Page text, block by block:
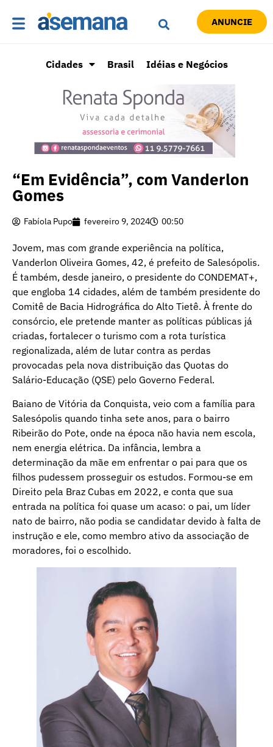
ANUNCIE
Cidades Brasil Idéias e Negócios
“Em Evidência”, com Vanderlon
Gomes
Fabíola Pupo fevereiro 9, 2024 00:50
Jovem, mas com grande experiência na política,
Vanderlon Oliveira Gomes, 42, é prefeito de Salesópolis.
É também, desde janeiro, o presidente do CONDEMAT+,
que engloba 14 cidades, além de também presidente do
Comitê de Bacia Hidrográfica do Alto Tietê. À frente do
consórcio, ele pretende manter as políticas públicas já
criadas, fortalecer o turismo com a rota turística
regionalizada, além de lutar contra as perdas
provocadas pela nova distribuição das Quotas do
Salário-Educação (QSE) pelo Governo Federal.
Baiano de Vitória da Conquista, veio com a família para
Salesópolis quando tinha sete anos, para o bairro
Ribeirão do Pote, onde na época não havia nem escola,
nem energia elétrica. Da infância, lembra a
determinação da mãe em enfrentar o pai para que os
filhos pudessem prosseguir os estudos. Formou-se em
Direito pela Braz Cubas em 2022, e conta que sua
entrada na política foi quase um acaso: o pai, um líder
nato de bairro, não podia se candidatar devido à falta de
instrução e ele, como membro ativo da associação de
moradores, foi o escolhido.